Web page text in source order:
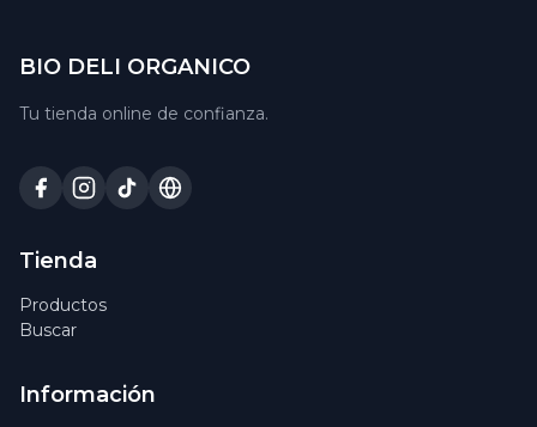
BIO DELI ORGANICO
Tu tienda online de confianza.
Tienda
Productos
Buscar
Información